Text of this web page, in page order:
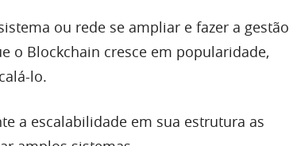
ou rede se ampliar e fazer a gestão
o Blockchain cresce em popularidade,
lo.
a escalabilidade em sua estrutura as